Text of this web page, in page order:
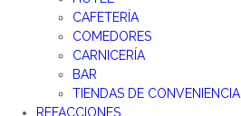
CAFETERÍA
COMEDORES
CARNICERÍA
BAR
TIENDAS DE CONVENIENCIA
REFACCIONES